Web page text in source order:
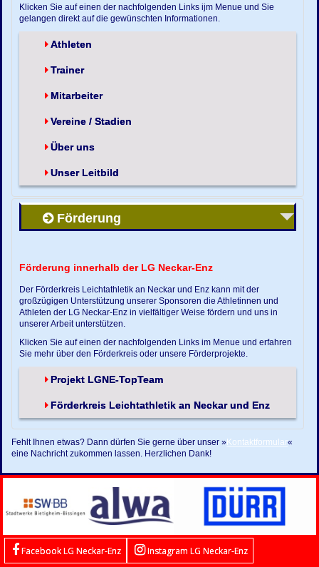
Klicken Sie auf einen der nachfolgenden Links ijm Menue und Sie
gelangen direkt auf die gewünschten Informationen.
Athleten
Trainer
Mitarbeiter
Vereine / Stadien
Über uns
Unser Leitbild
Förderung
Förderung innerhalb der LG Neckar-Enz
Der Förderkreis Leichtathletik an Neckar und Enz kann mit der
großzügigen Unterstützung unserer Sponsoren die Athletinnen und
Athleten der LG Neckar-Enz in vielfältiger Weise fördern und uns in
unserer Arbeit unterstützen.
Klicken Sie auf einen der nachfolgenden Links im Menue und erfahren
Sie mehr über den Förderkreis oder unsere Förderprojekte.
Projekt LGNE-TopTeam
Förderkreis Leichtathletik an Neckar und Enz
Fehlt Ihnen etwas? Dann dürfen Sie gerne über unser »Kontaktformular«
eine Nachricht zukommen lassen. Herzlichen Dank!
Facebook LG Neckar-Enz Instagram LG Neckar-Enz